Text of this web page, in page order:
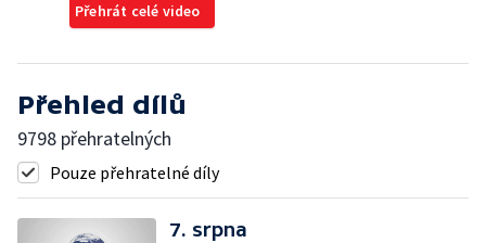
Přehrát celé video
Přehled dílů
9798 přehratelných
Pouze přehratelné díly
7. srpna